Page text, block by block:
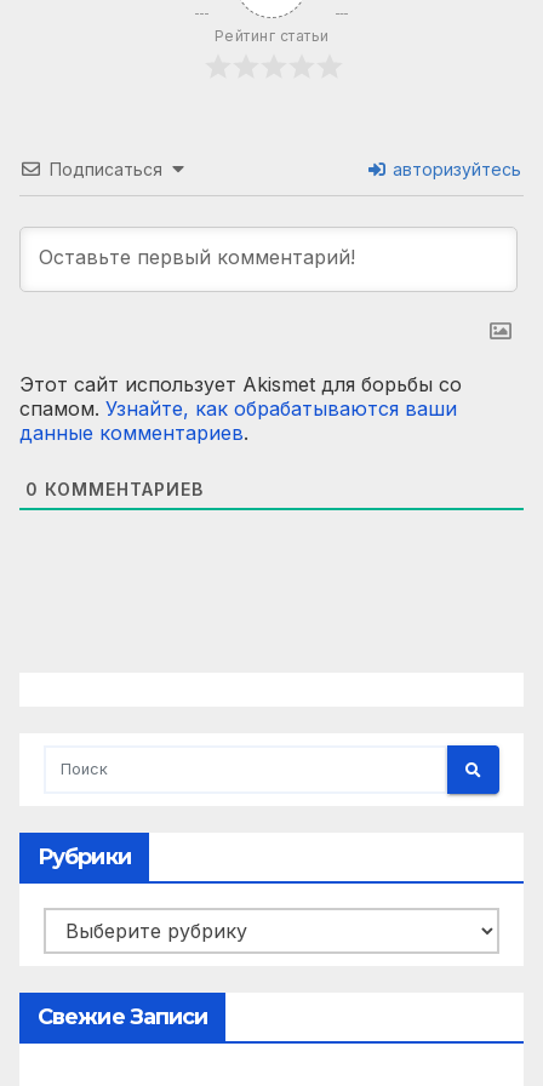
Рейтинг статьи
Подписаться авторизуйтесь
Этот сайт использует Akismet для борьбы со
спамом. Узнайте, как обрабатываются ваши
данные комментариев.
0 КОММЕНТАРИЕВ
Рубрики
Рубрики
Свежие Записи